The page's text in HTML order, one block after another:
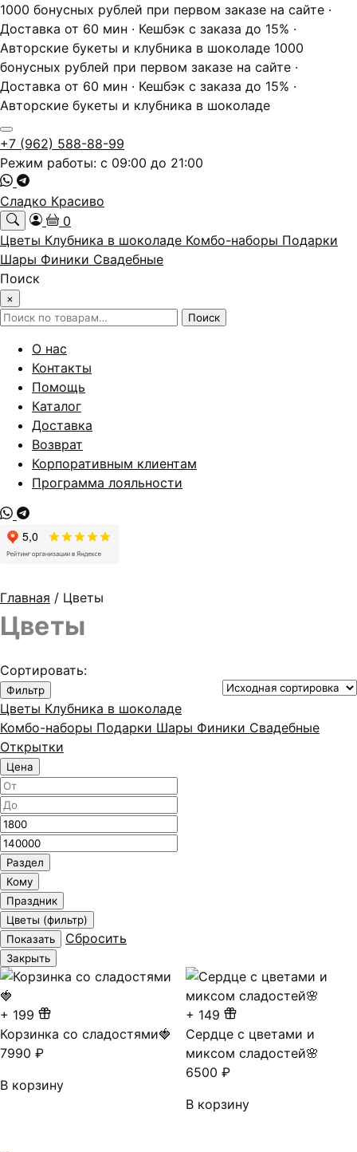
1000 бонусных рублей при первом заказе на сайте ·
Доставка от 60 мин · Кешбэк с заказа до 15% ·
Авторские букеты и клубника в шоколаде 1000
бонусных рублей при первом заказе на сайте ·
Доставка от 60 мин · Кешбэк с заказа до 15% ·
Авторские букеты и клубника в шоколаде
+7 (962) 588-88-99
Режим работы: с 09:00 до 21:00
Сладко Красиво
0
Цветы Клубника в шоколаде Комбо-наборы Подарки
Шары Финики Свадебные
Поиск
×
Искать: Поиск
О нас
Контакты
Помощь
Каталог
Доставка
Возврат
Корпоративным клиентам
Программа лояльности
Главная / Цветы
Цветы
Сортировать:
Фильтр
Цветы Клубника в шоколаде
Комбо-наборы Подарки Шары Финики Свадебные
Открытки
Цена
Минимальная
цена
Раздел
Кому
Праздник
Цветы (фильтр)
Показать
Сбросить
Закрыть
+ 199
Корзинка со сладостями🍓
7990 ₽
В корзину
+ 149
Сердце с цветами и
миксом сладостей🌸
6500 ₽
В корзину